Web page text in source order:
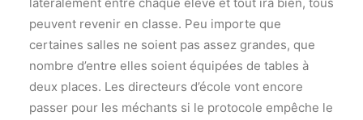
peuvent revenir en classe. Peu importe que
certaines salles ne soient pas assez grandes, que
nombre d’entre elles soient équipées de tables à
deux places. Les directeurs d’école vont encore
passer pour les méchants si le protocole empêche le